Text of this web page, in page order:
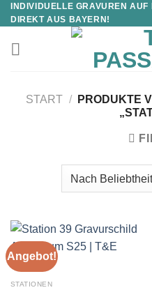
INDIVIDUELLE GRAVUREN
DIREKT AUS BAYERN!
START /
PRODUKTE
Angebot!
STATIONEN